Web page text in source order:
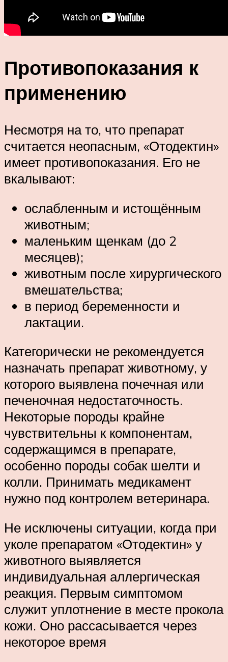
Противопоказания к
применению
Несмотря на то, что препарат
считается неопасным, «Отодектин»
имеет противопоказания. Его не
вкалывают:
ослабленным и истощённым
животным;
маленьким щенкам (до 2
месяцев);
животным после хирургического
вмешательства;
в период беременности и
лактации.
Категорически не рекомендуется
назначать препарат животному, у
которого выявлена почечная или
печеночная недостаточность.
Некоторые породы крайне
чувствительны к компонентам,
содержащимся в препарате,
особенно породы собак шелти и
колли. Принимать медикамент
нужно под контролем ветеринара.
Не исключены ситуации, когда при
уколе препаратом «Отодектин» у
животного выявляется
индивидуальная аллергическая
реакция. Первым симптомом
служит уплотнение в месте прокола
кожи. Оно рассасывается через
некоторое время